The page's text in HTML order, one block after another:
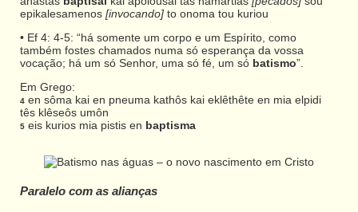
epikalesamenos [invocando] to onoma tou kuriou
• Ef 4: 4-5: “há somente um corpo e um Espírito, como
também fostes chamados numa só esperança da vossa
vocação; há um só Senhor, uma só fé, um só batismo”.
Em Grego:
4 en sôma kai en pneuma kathôs kai eklêthête en mia elpidi
tês klêseôs umôn
5 eis kurios mia pistis en baptisma
Paralelo com as alianças